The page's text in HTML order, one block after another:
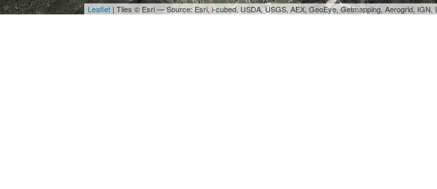
Leaflet | Tiles © Esri — Source: Esri, i-cubed, USDA, USGS, AEX, GeoEye, Getmapping, Aerogrid, IGN,